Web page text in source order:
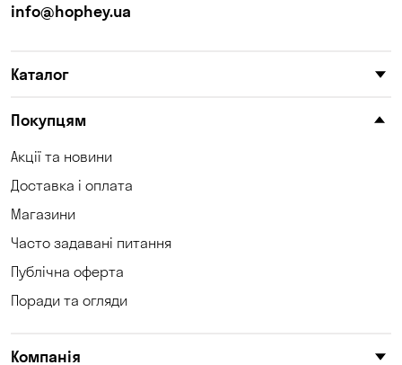
info@hophey.ua
Каталог
Покупцям
Акції та новини
Доставка і оплата
Магазини
Часто задавані питання
Публічна оферта
Поради та огляди
Компанія